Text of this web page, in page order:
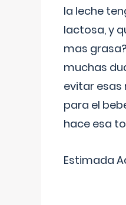
la leche
lactosa, y
mas
muchas
evitar
para el
hace esa
Estimada